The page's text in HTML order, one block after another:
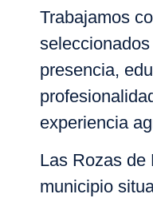
Trabajamos
presencia,
experiencia
Las Rozas de
municipio